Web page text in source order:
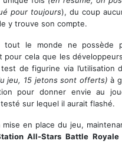
pour toujours), du coup
y trouve son compte.
tout le monde ne possède
pour cela que les
de figurine via l’utilisation
jeu, 15 jetons sont offerts) à
pour donner envie au
sur lequel il aurait flashé.
mise en place du jeu,
All-Stars Battle Royale